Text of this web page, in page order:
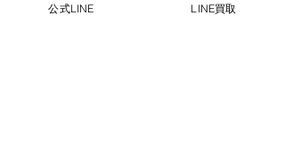
公式LINE LINE買取